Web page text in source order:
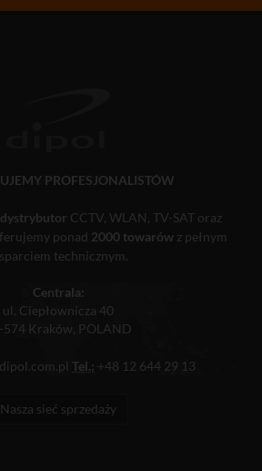
PROFESJONALISTÓW
CCTV, WLAN, TV-SAT oraz
ponad 2000 towarówz pełnym
technicznym.
Centrala:
ul. Ciepłownicza 40
574 Kraków, POLAND
Tel.: +48 12 644 29 13
Nasza sieć sprzedaży